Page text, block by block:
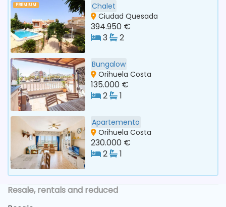
PREMIUM
Chalet
Ciudad Quesada
394.950 €
3
2
Bungalow
Orihuela Costa
135.000 €
2
1
Apartemento
Orihuela Costa
230.000 €
2
1
Resale, rentals and reduced